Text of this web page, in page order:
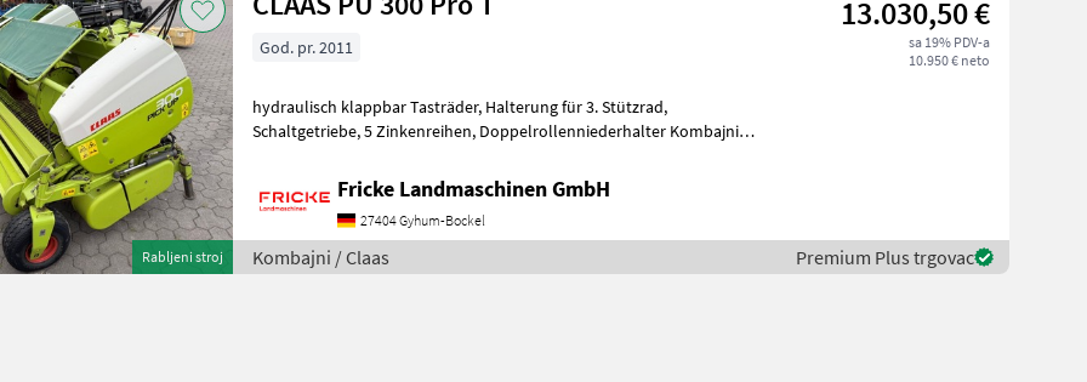
Rabljeni stroj
13.030,50 €
sa 19% PDV-a
10.950 € neto
God. pr. 2011
hydraulisch klappbar Tasträder, Halterung für 3. Stützrad,
Schaltgetriebe, 5 Zinkenreihen, Doppelrollenniederhalter Kombajni
Fricke Landmaschinen GmbH
27404 Gyhum-Bockel
Kombajni / Claas Premium Plus trgovac